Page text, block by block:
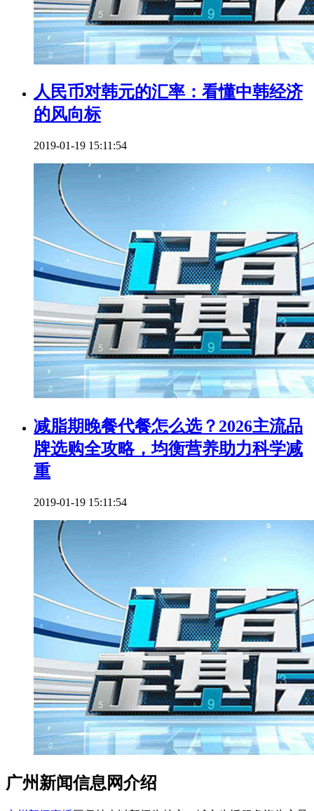
人民币对韩元的汇率：看懂中韩经济
的风向标
2019-01-19 15:11:54
减脂期晚餐代餐怎么选？2026主流品
牌选购全攻略，均衡营养助力科学减
重
2019-01-19 15:11:54
广州新闻信息网介绍